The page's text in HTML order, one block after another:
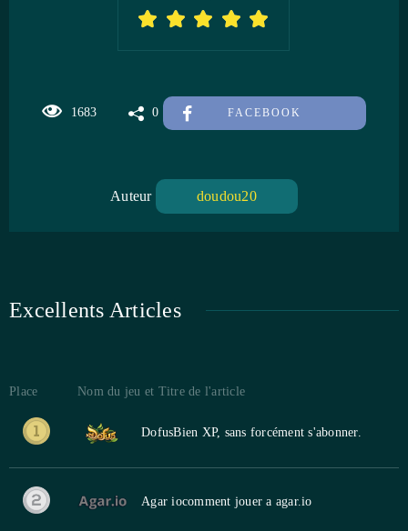
1683 0 FACEBOOK
Auteur doudou20
Excellents Articles
Place Nom du jeu et Titre de l'article
DofusBien XP, sans forcément s'abonner.
Agar iocomment jouer a agar.io